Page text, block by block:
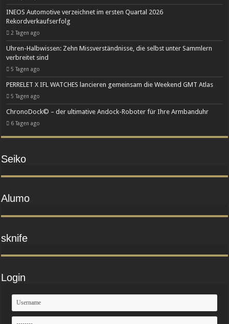
INEOS Automotive verzeichnet im ersten Quartal 2026
Rekordverkaufserfolg
2 Tagen ago
Uhren-Halbwissen: Zehn Missverständnisse, die selbst unter Sammlern
verbreitet sind
5 Tagen ago
PERRELET X IFL WATCHES lancieren gemeinsam die Weekend GMT Atlas
5 Tagen ago
ChronoDock© – der ultimative Andock-Roboter für Ihre Armbanduhr
6 Tagen ago
Seiko
Alumo
sknife
Login